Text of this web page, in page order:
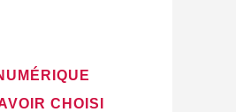
CHOISI